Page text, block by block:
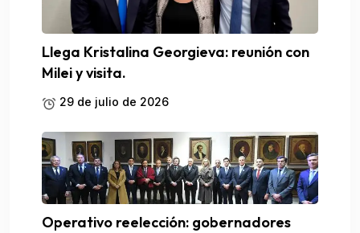
Llega Kristalina Georgieva: reunión con
Milei y visita.
29 de julio de 2026
Operativo reelección: gobernadores